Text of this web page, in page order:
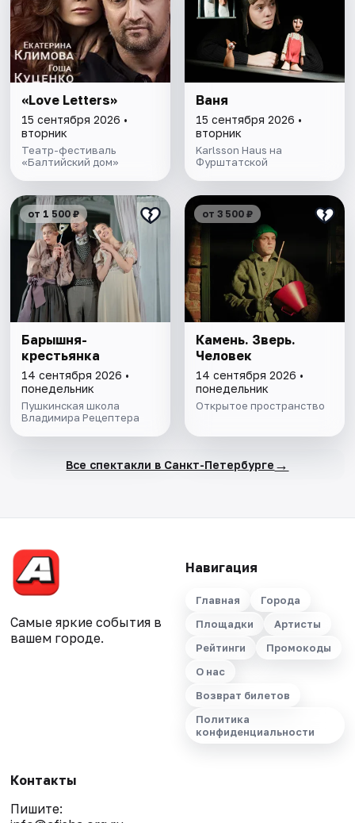
«Love Letters»
15 сентября 2026 •
вторник
Театр-фестиваль
«Балтийский дом»
Ваня
15 сентября 2026 •
вторник
Karlsson Haus на
Фурштатской
от 1 500 ₽
Барышня-
крестьянка
14 сентября 2026 •
понедельник
Пушкинская школа
Владимира Рецептера
от 3 500 ₽
Камень. Зверь.
Человек
14 сентября 2026 •
понедельник
Открытое пространство
Все спектакли в Санкт-Петербурге →
Самые яркие события в
вашем городе.
Навигация
Главная
Города
Площадки
Артисты
Рейтинги
Промокоды
О нас
Возврат билетов
Политика
конфиденциальности
Контакты
Пишите: